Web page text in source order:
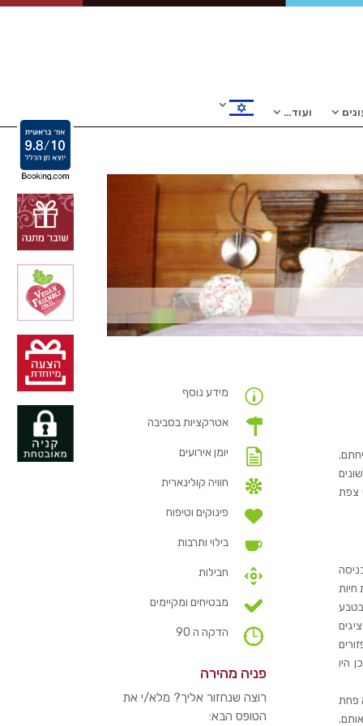
ועוד…
צפת
עמוד. בכניסה
חיות
היו
פחת
מידע נוסף
אטרקציות בסביבה
יומן אירועים
חוויה קולינארית
פינוקים וטיפוח
בילוי ותרבות
חבילות
מבטיחים ומקיימים
הדקה ה 90
פניה מהירה
רוצה שנחזור אליך? מלא/י את
הטופס הבא: